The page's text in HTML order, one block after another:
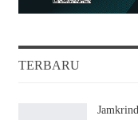
TERBARU